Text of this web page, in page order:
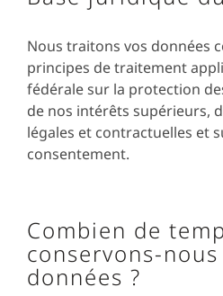
Nous traitons vos données
principes de traitement
fédérale sur la protection
de nos intérêts supérieurs,
légales et contractuelles et
consentement.
Combien de
conservons-nous
données ?